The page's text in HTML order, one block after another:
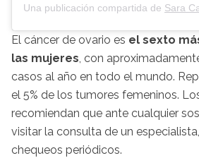
Una publicación compartida de Sara
El cáncer de ovario es el sexto
las mujeres, con
casos al año en todo el mundo.
el 5% de los tumores femeninos.
recomiendan que ante cualquier
visitar la consulta de un
chequeos periódicos.